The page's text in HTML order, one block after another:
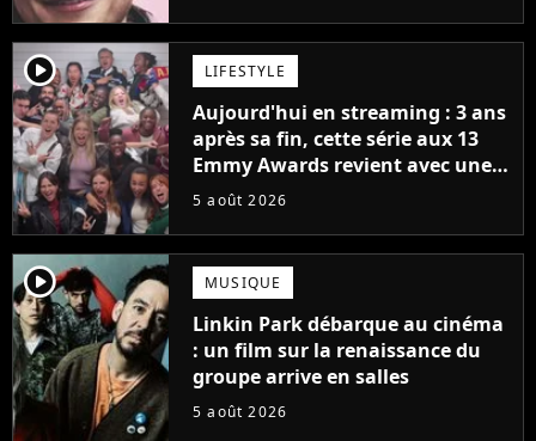
player2 LIFESTYLE
Aujourd'hui en streaming : 3 ans
après sa fin, cette série aux 13
Emmy Awards revient avec une
suite... totalement différente
5 août 2026
player2 MUSIQUE
Linkin Park débarque au cinéma
: un film sur la renaissance du
groupe arrive en salles
5 août 2026